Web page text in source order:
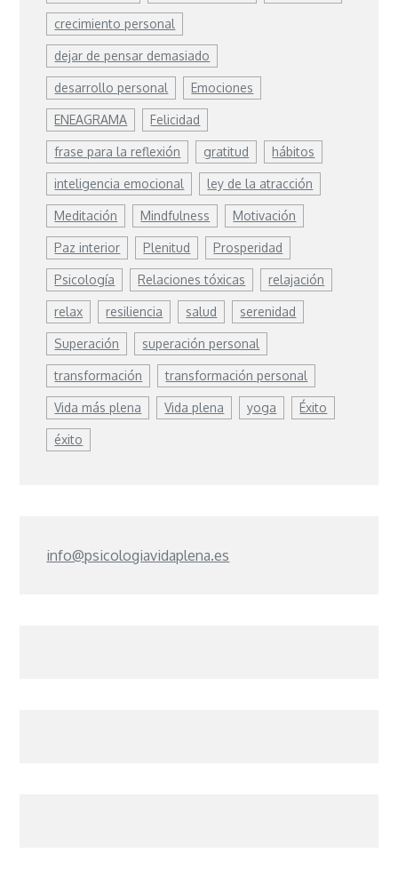
crecimiento personal
dejar de pensar demasiado
desarrollo personal Emociones
ENEAGRAMA Felicidad
frase para la reflexión gratitud hábitos
inteligencia emocional ley de la atracción
Meditación Mindfulness Motivación
Paz interior Plenitud Prosperidad
Psicología Relaciones tóxicas relajación
relax resiliencia salud serenidad
Superación superación personal
transformación transformación personal
Vida más plena Vida plena yoga Éxito
éxito
info@psicologiavidaplena.es